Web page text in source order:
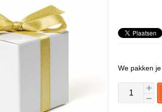
We pakken